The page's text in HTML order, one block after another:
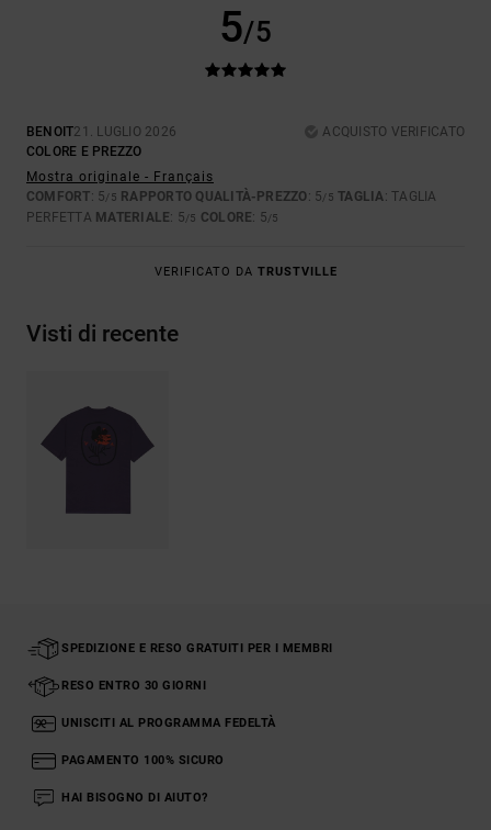
5/5
BENOIT21. LUGLIO 2026
ACQUISTO VERIFICATO
COLORE E PREZZO
Mostra originale - Français
COMFORT: 5/5 RAPPORTO QUALITÀ-PREZZO: 5/5 TAGLIA: TAGLIA
PERFETTA MATERIALE: 5/5 COLORE: 5/5
VERIFICATO DA TRUSTVILLE
Visti di recente
SPEDIZIONE E RESO GRATUITI PER I MEMBRI
RESO ENTRO 30 GIORNI
UNISCITI AL PROGRAMMA FEDELTÀ
PAGAMENTO 100% SICURO
HAI BISOGNO DI AIUTO?